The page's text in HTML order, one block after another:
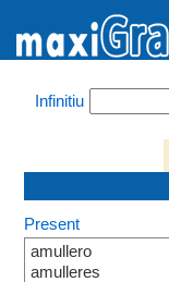
Infinitiu
Present
amullero
amulleres